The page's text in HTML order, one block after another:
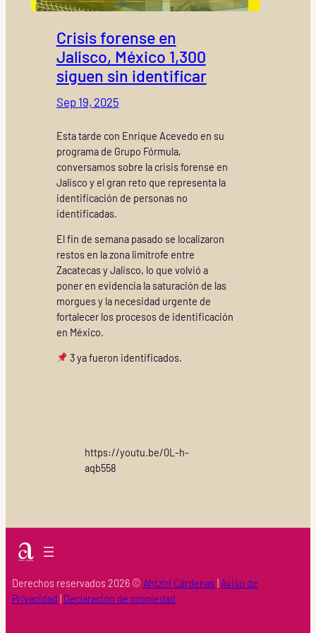
Crisis forense en
Jalisco, México 1,300
siguen sin identificar
Sep 19, 2025
Esta tarde con Enrique Acevedo en su
programa de Grupo Fórmula,
conversamos sobre la crisis forense en
Jalisco y el gran reto que representa la
identificación de personas no
identificadas.
El fin de semana pasado se localizaron
restos en la zona limítrofe entre
Zacatecas y Jalisco, lo que volvió a
poner en evidencia la saturación de las
morgues y la necesidad urgente de
fortalecer los procesos de identificación
en México.
3 ya fueron identificados.
https://youtu.be/0L-h-
aqb558
Derechos reservados 2026 © Ahtziri Cárdenas Aviso de
Privacidad Declaración de propiedad